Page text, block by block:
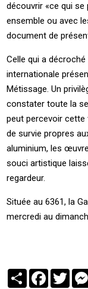
découvrir «ce qui
ensemble ou avec
document de
Celle qui a
internationale
Métissage. Un
constater toute la
peut percevoir
de survie propres
aluminium, les
souci artistique
regardeur.
Située au 6361, la
mercredi au
PartagerFacebook